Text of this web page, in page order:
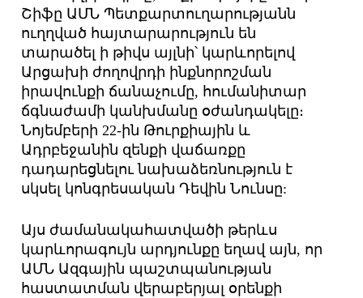
Շիֆը ԱՄՆ Պետքարտուղարությանն
ուղղված հայտարարություն են
տարածել ի թիվս այլնի՝ կարևորելով
Արցախի ժողովրդի ինքնորոշման
իրավունքի ճանաչումը, հումանիտար
ճգնաժամի կանխմանը օժանդակելը։
Նոյեմբերի 22-ին Թուրքիային և
Ադրբեջանին զենքի վաճառքը
դադարեցնելու նախաձեռնություն է
սկսել կոնգրեսական Դեվին Նունսը:
Այս ժամանակահատվածի թերևս
կարևորագույն արդյունքը եղավ այն, որ
ԱՄՆ Ազգային պաշտպանության
հաստատման վերաբերյալ օրենքի